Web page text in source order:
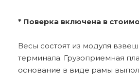
* Поверка включена в
Весы состоят из модуля
терминала. Грузоприемная
основание в виде рамы